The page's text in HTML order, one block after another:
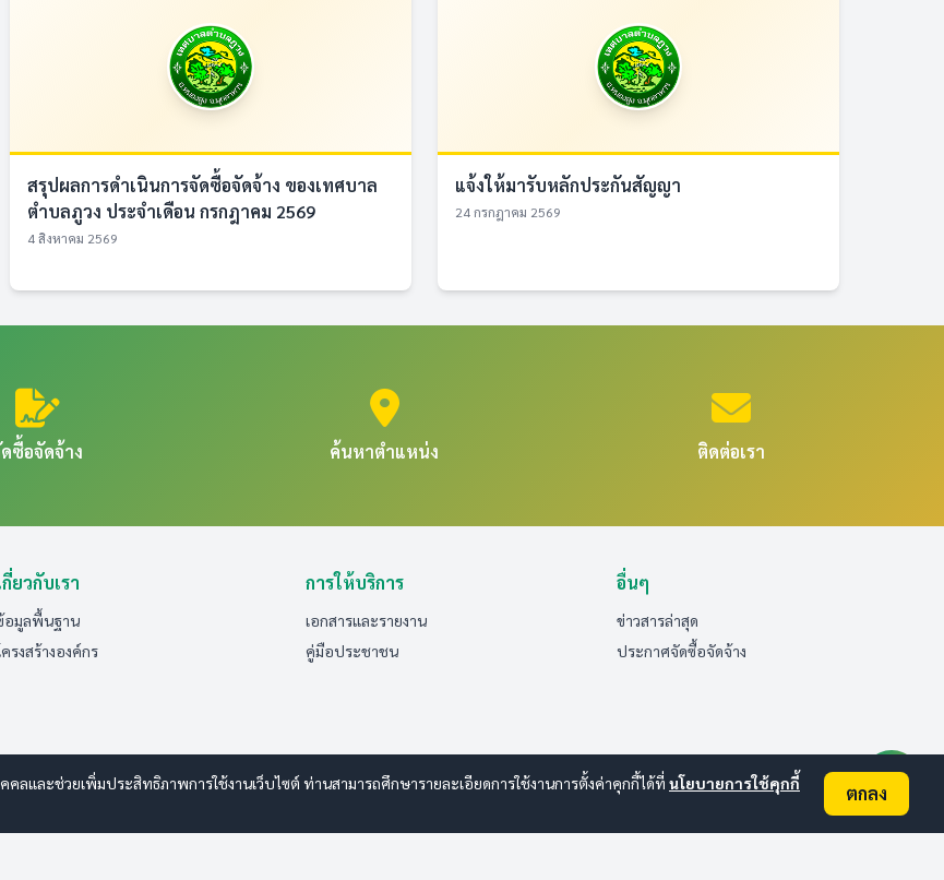
สรุปผลการดำเนินการจัดซื้อจัดจ้าง ของเทศบาล
ตำบลภูวง ประจำเดือน กรกฎาคม 2569
4 สิงหาคม 2569
แจ้งให้มารับหลักประกันสัญญา
24 กรกฎาคม 2569
ซื้อจัดจ้าง ค้นหาตำแหน่ง ติดต่อเรา
กี่ยวกับเรา
อมูลพื้นฐาน
ครงสร้างองค์กร
การให้บริการ
เอกสารและรายงาน
คู่มือประชาชน
อื่นๆ
ข่าวสารล่าสุด
ประกาศจัดซื้อจัดจ้าง
และช่วยเพิ่มประสิทธิภาพการใช้งานเว็บไซต์ ท่านสามารถศึกษารายละเอียดการใช้งานการตั้งค่าคุกกี้ได้ที่ นโยบายการใช้คุกกี้
ตกลง